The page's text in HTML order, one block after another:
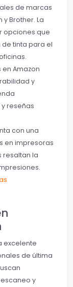
de marcas
Brother. La
opciones que
tinta para el
Amazon
y
reseñas
con una
en impresoras
resaltan la
excelente
de última
y